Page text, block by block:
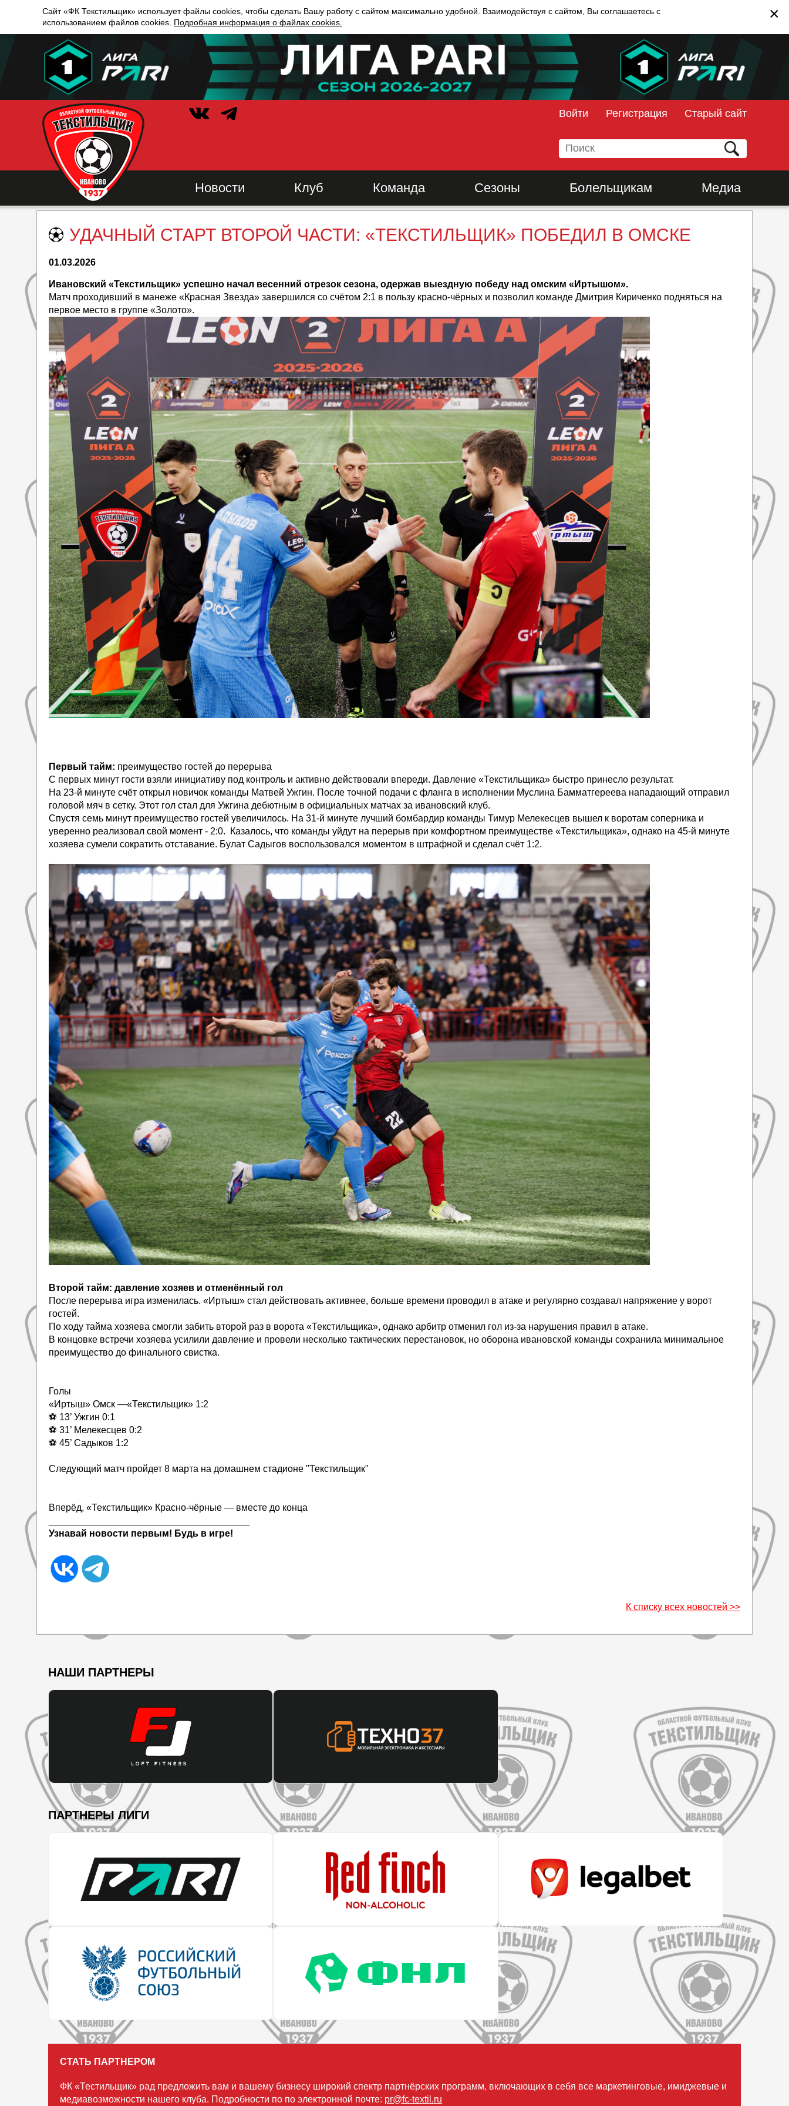
×
Сайт «ФК Текстильщик» использует файлы cookies, чтобы сделать Вашу работу с сайтом максимально удобной. Взаимодействуя с сайтом, Вы соглашаетесь с
использованием файлов cookies. Подробная информация о файлах cookies.
Войти Регистрация Старый сайт
Новости Клуб Команда Сезоны Болельщикам Медиа
УДАЧНЫЙ СТАРТ ВТОРОЙ ЧАСТИ: «ТЕКСТИЛЬЩИК» ПОБЕДИЛ В ОМСКЕ
01.03.2026
Ивановский «Текстильщик» успешно начал весенний отрезок сезона, одержав выездную победу над омским «Иртышом».
Матч проходивший в манеже «Красная Звезда» завершился со счётом 2:1 в пользу красно-чёрных и позволил команде Дмитрия Кириченко подняться на
первое место в группе «Золото».
Первый тайм: преимущество гостей до перерыва
С первых минут гости взяли инициативу под контроль и активно действовали впереди. Давление «Текстильщика» быстро принесло результат.
На 23-й минуте счёт открыл новичок команды Матвей Ужгин. После точной подачи с фланга в исполнении Муслина Бамматгереева нападающий отправил
головой мяч в сетку. Этот гол стал для Ужгина дебютным в официальных матчах за ивановский клуб.
Спустя семь минут преимущество гостей увеличилось. На 31-й минуте лучший бомбардир команды Тимур Мелекесцев вышел к воротам соперника и
уверенно реализовал свой момент - 2:0. Казалось, что команды уйдут на перерыв при комфортном преимуществе «Текстильщика», однако на 45-й минуте
хозяева сумели сократить отставание. Булат Садыгов воспользовался моментом в штрафной и сделал счёт 1:2.
Второй тайм: давление хозяев и отменённый гол
После перерыва игра изменилась. «Иртыш» стал действовать активнее, больше времени проводил в атаке и регулярно создавал напряжение у ворот
гостей.
По ходу тайма хозяева смогли забить второй раз в ворота «Текстильщика», однако арбитр отменил гол из-за нарушения правил в атаке.
В концовке встречи хозяева усилили давление и провели несколько тактических перестановок, но оборона ивановской команды сохранила минимальное
преимущество до финального свистка.
Голы
«Иртыш» Омск —«Текстильщик» 1:2
⚽ 13’ Ужгин 0:1
⚽ 31’ Мелекесцев 0:2
⚽ 45’ Садыков 1:2
Следующий матч пройдет 8 марта на домашнем стадионе "Текстильщик"
Вперёд, «Текстильщик» Красно-чёрные — вместе до конца
Узнавай новости первым! Будь в игре!
К списку всех новостей >>
НАШИ ПАРТНЕРЫ
ПАРТНЕРЫ ЛИГИ
СТАТЬ ПАРТНЕРОМ
ФК «Тестильщик» рад предложить вам и вашему бизнесу широкий спектр партнёрских программ, включающих в себя все маркетинговые, имиджевые и
медиавозможности нашего клуба. Подробности по по электронной почте: pr@fc-textil.ru